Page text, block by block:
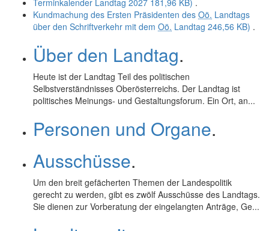
Kundmachung des Ersten Präsidenten des Oö. Landtags
über den Schriftverkehr mit dem Oö. Landtag 246,56 KB) .
Über den Landtag.
Heute ist der Landtag Teil des politischen
Selbstverständnisses Oberösterreichs. Der Landtag ist
politisches Meinungs- und Gestaltungsforum. Ein Ort, an...
Personen und Organe.
Ausschüsse.
Um den breit gefächerten Themen der Landespolitik
gerecht zu werden, gibt es zwölf Ausschüsse des Landtags.
Sie dienen zur Vorberatung der eingelangten Anträge, Ge...